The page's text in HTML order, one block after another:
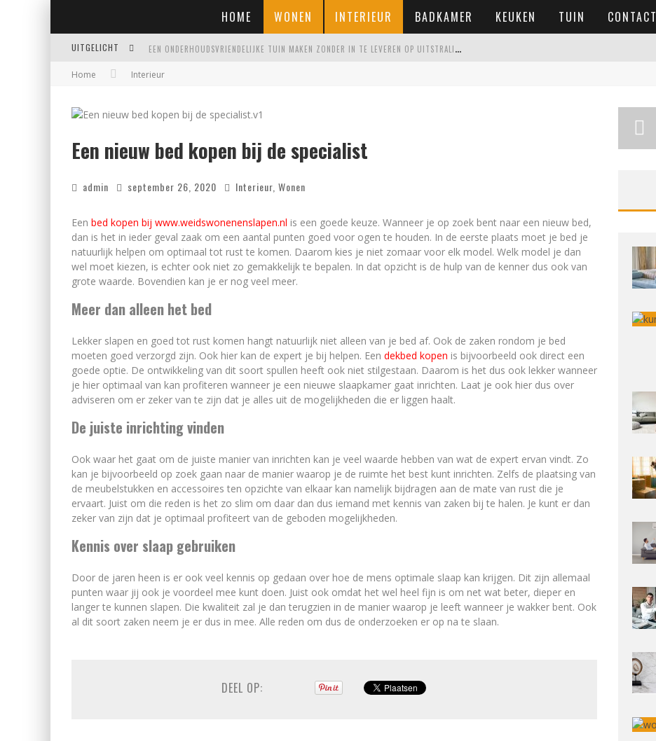
HOME WONEN INTERIEUR BADKAMER KEUKEN TUIN CONTACT
UITGELICHT E
EN ONDERHOUDSVRIENDELIJKE TUIN MAKEN ZONDER IN TE LEVEREN OP UITSTRALING
EIGENTIJDSE EN STIJLVOLLE PLAFONNIÈRES VOOR IEDERE RUIMTE
Home Interieur
Een nieuw bed kopen bij de specialist
admin september 26, 2020 Interieur Wonen
Een bed kopen bij www.weidswonenenslapen.nl is een goede keuze. Wanneer je op zoek bent naar een nieuw bed,
dan is het in ieder geval zaak om een aantal punten goed voor ogen te houden. In de eerste plaats moet je bed je
natuurlijk helpen om optimaal tot rust te komen. Daarom kies je niet zomaar voor elk model. Welk model je dan
wel moet kiezen, is echter ook niet zo gemakkelijk te bepalen. In dat opzicht is de hulp van de kenner dus ook van
grote waarde. Bovendien kan je er nog veel meer.
Meer dan alleen het bed
Lekker slapen en goed tot rust komen hangt natuurlijk niet alleen van je bed af. Ook de zaken rondom je bed
moeten goed verzorgd zijn. Ook hier kan de expert je bij helpen. Een dekbed kopen is bijvoorbeeld ook direct een
goede optie. De ontwikkeling van dit soort spullen heeft ook niet stilgestaan. Daarom is het dus ook lekker wanneer
je hier optimaal van kan profiteren wanneer je een nieuwe slaapkamer gaat inrichten. Laat je ook hier dus over
adviseren om er zeker van te zijn dat je alles uit de mogelijkheden die er liggen haalt.
De juiste inrichting vinden
Ook waar het gaat om de juiste manier van inrichten kan je veel waarde hebben van wat de expert ervan vindt. Zo
kan je bijvoorbeeld op zoek gaan naar de manier waarop je de ruimte het best kunt inrichten. Zelfs de plaatsing van
de meubelstukken en accessoires ten opzichte van elkaar kan namelijk bijdragen aan de mate van rust die je
ervaart. Juist om die reden is het zo slim om daar dan dus iemand met kennis van zaken bij te halen. Je kunt er dan
zeker van zijn dat je optimaal profiteert van de geboden mogelijkheden.
Kennis over slaap gebruiken
Door de jaren heen is er ook veel kennis op gedaan over hoe de mens optimale slaap kan krijgen. Dit zijn allemaal
punten waar jij ook je voordeel mee kunt doen. Juist ook omdat het wel heel fijn is om net wat beter, dieper en
langer te kunnen slapen. Die kwaliteit zal je dan terugzien in de manier waarop je leeft wanneer je wakker bent. Ook
al dit soort zaken neem je er dus in mee. Alle reden om dus de onderzoeken er op na te slaan.
DEEL OP: